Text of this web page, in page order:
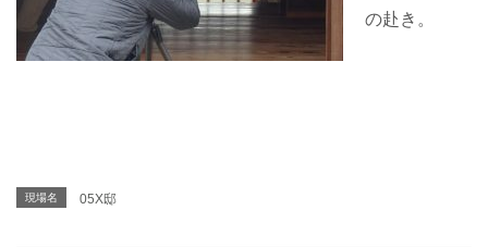
の赴き。
現場名 05X邸